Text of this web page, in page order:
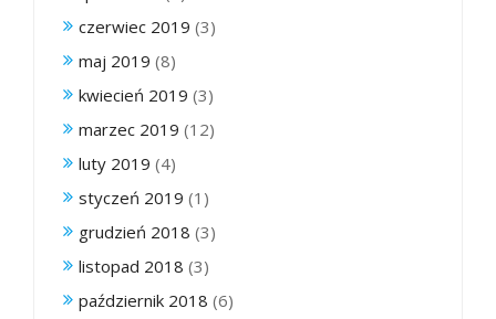
czerwiec 2019 (3)
maj 2019 (8)
kwiecień 2019 (3)
marzec 2019 (12)
luty 2019 (4)
styczeń 2019 (1)
grudzień 2018 (3)
listopad 2018 (3)
październik 2018 (6)